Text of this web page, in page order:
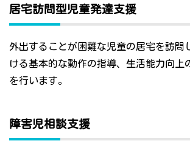
居宅訪問型児童発達支援
外出することが困難な児童の居宅を訪問
ける基本的な動作の指導、生活能力向上
を行います。
障害児相談支援